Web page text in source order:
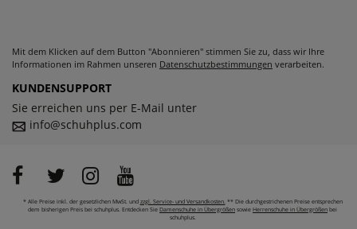
Mit dem Klicken auf dem Button "Abonnieren" stimmen Sie zu, dass wir Ihre
Informationen im Rahmen unseren Datenschutzbestimmungen verarbeiten.
KUNDENSUPPORT
Sie erreichen uns per E-Mail unter
info@schuhplus.com
* Alle Preise inkl. der gesetzlichen MwSt. und zzgl. Service- und Versandkosten. ** Die durchgestrichenen Preise entsprechen
dem bisherigen Preis bei schuhplus. Entdecken Sie Damenschuhe in Übergrößen sowie Herrenschuhe in Übergrößen bei
schuhplus.